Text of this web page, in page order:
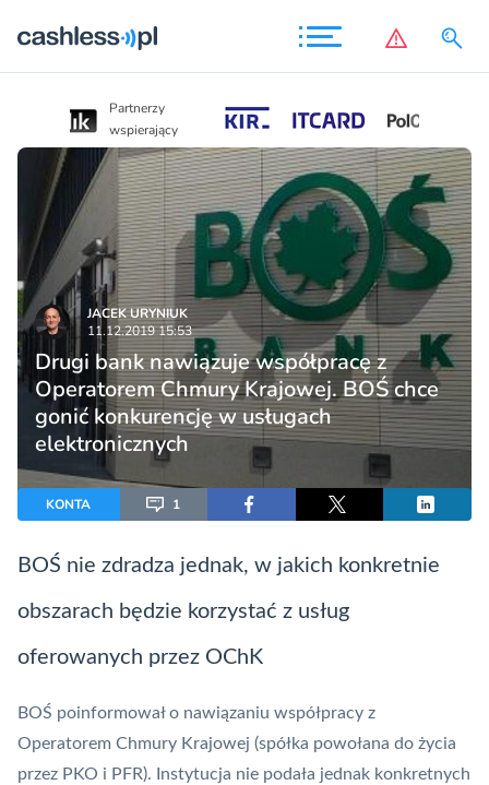
Partnerzy
wspierający
JACEK URYNIUK
11.12.2019 15:53
Drugi bank nawiązuje współpracę z
Operatorem Chmury Krajowej. BOŚ chce
gonić konkurencję w usługach
elektronicznych
KONTA 1
BOŚ nie zdradza jednak, w jakich konkretnie
obszarach będzie korzystać z usług
oferowanych przez OChK
BOŚ poinformował o nawiązaniu współpracy z
Operatorem Chmury Krajowej (spółka powołana do życia
przez PKO i PFR). Instytucja nie podała jednak konkretnych